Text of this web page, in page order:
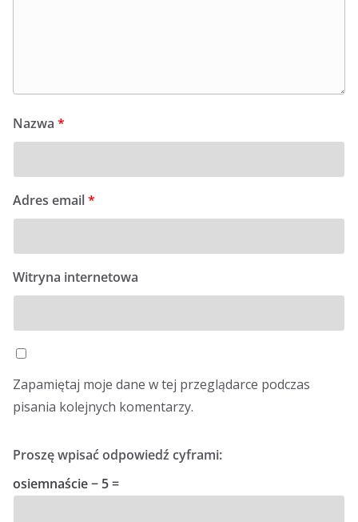
Nazwa *
Adres email*
Witryna internetowa
Zapamiętaj moje dane w tej przeglądarce podczas
pisania kolejnych komentarzy.
Proszę wpisać odpowiedź cyframi:
osiemnaście − 5 =